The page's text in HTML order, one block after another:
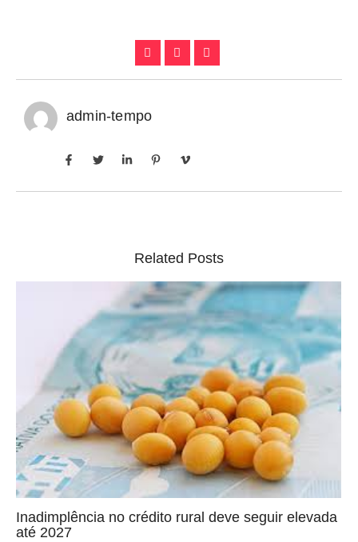
admin-tempo
Related Posts
Inadimplência no crédito rural deve seguir elevada
até 2027